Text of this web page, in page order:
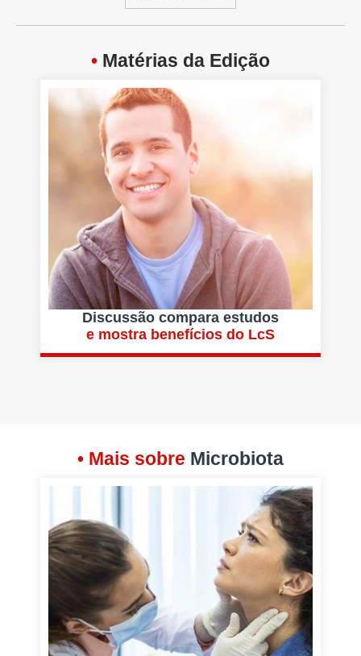
• Matérias da Edição
Discussão compara estudos
e mostra benefícios do LcS
• Mais sobre Microbiota